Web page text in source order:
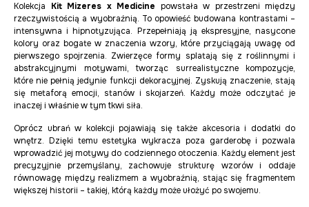
Kolekcja Kit Mizeres x Medicine powstała w przestrzeni między
rzeczywistością a wyobraźnią. To opowieść budowana kontrastami –
intensywna i hipnotyzująca. Przepełniają ją ekspresyjne, nasycone
kolory oraz bogate w znaczenia wzory, które przyciągają uwagę od
pierwszego spojrzenia. Zwierzęce formy splatają się z roślinnymi i
abstrakcyjnymi motywami, tworząc surrealistyczne kompozycje,
które nie pełnią jedynie funkcji dekoracyjnej. Zyskują znaczenie, stają
się metaforą emocji, stanów i skojarzeń. Każdy może odczytać je
inaczej i właśnie w tym tkwi siła.
Oprócz ubrań w kolekcji pojawiają się także akcesoria i dodatki do
wnętrz. Dzięki temu estetyka wykracza poza garderobę i pozwala
wprowadzić jej motywy do codziennego otoczenia. Każdy element jest
precyzyjnie przemyślany, zachowuje strukturę wzorów i oddaje
równowagę między realizmem a wyobraźnią, stając się fragmentem
większej historii – takiej, którą każdy może ułożyć po swojemu.